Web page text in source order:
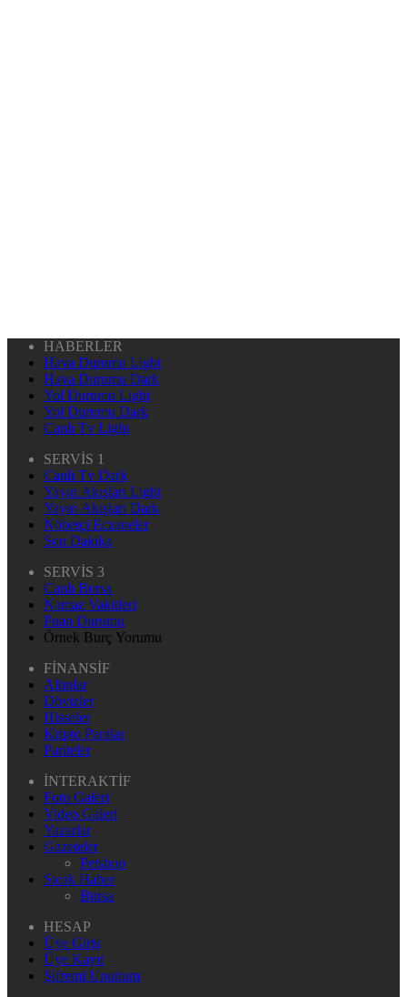
HABERLER
Hava Durumu Light
Hava Durumu Dark
Yol Durumu Light
Yol Durumu Dark
Canlı Tv Light
SERVİS 1
Canlı Tv Dark
Yayın Akışları Light
Yayın Akışları Dark
Nöbetçi Eczaneler
Son Dakika
SERVİS 3
Canlı Borsa
Namaz Vakitleri
Puan Durumu
Örnek Burç Yorumu
FİNANSİF
Altınlar
Dövizler
Hisseler
Kripto Paralar
Pariteler
İNTERAKTİF
Foto Galeri
Video Galeri
Yazarlar
Gazeteler
Petshop
Sıcak Haber
Bursa
HESAP
Üye Giriş
Üye Kayıt
Şifremi Unuttum